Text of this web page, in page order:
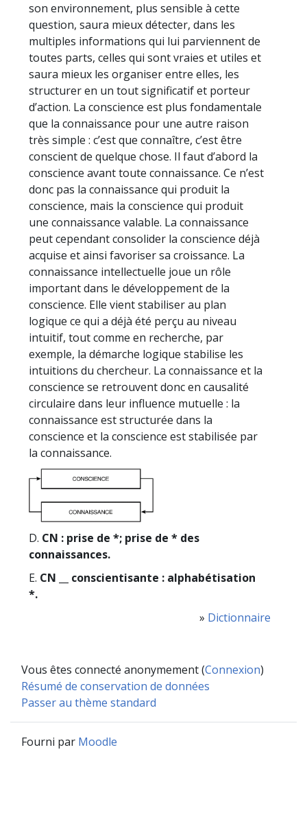
son environnement, plus sensible à cette
question, saura mieux détecter, dans les
multiples informations qui lui parviennent de
toutes parts, celles qui sont vraies et utiles et
saura mieux les organiser entre elles, les
structurer en un tout significatif et porteur
d’action. La conscience est plus fondamentale
que la connaissance pour une autre raison
très simple : c’est que connaître, c’est être
conscient de quelque chose. Il faut d’abord la
conscience avant toute connaissance. Ce n’est
donc pas la connaissance qui produit la
conscience, mais la conscience qui produit
une connaissance valable. La connaissance
peut cependant consolider la conscience déjà
acquise et ainsi favoriser sa croissance. La
connaissance intellectuelle joue un rôle
important dans le développement de la
conscience. Elle vient stabiliser au plan
logique ce qui a déjà été perçu au niveau
intuitif, tout comme en recherche, par
exemple, la démarche logique stabilise les
intuitions du chercheur. La connaissance et la
conscience se retrouvent donc en causalité
circulaire dans leur influence mutuelle : la
connaissance est structurée dans la
conscience et la conscience est stabilisée par
la connaissance.
D. CN : prise de *; prise de * des
connaissances.
E. CN __ conscientisante : alphabétisation
*.
» Dictionnaire
Vous êtes connecté anonymement (Connexion)
Résumé de conservation de données
Passer au thème standard
Fourni par Moodle